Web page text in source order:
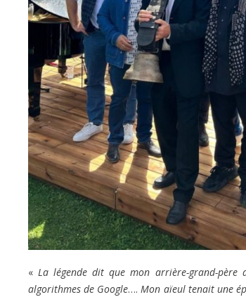
«La légende dit que mon arrière-grand-
algorithmes de Google….Mon aïeul tenait une